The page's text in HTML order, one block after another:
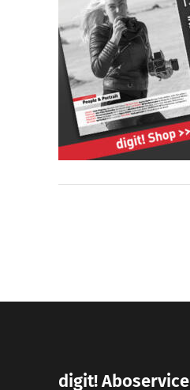
digit! Aboservice